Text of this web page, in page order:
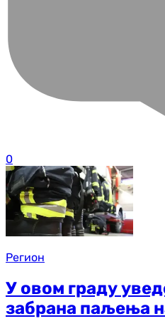
0
Регион
У овом граду
забрана паљења